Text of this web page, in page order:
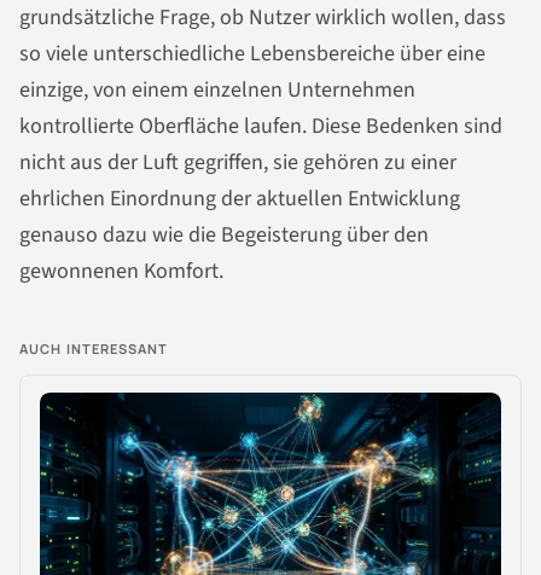
grundsätzliche Frage, ob Nutzer wirklich wollen, dass
so viele unterschiedliche Lebensbereiche über eine
einzige, von einem einzelnen Unternehmen
kontrollierte Oberfläche laufen. Diese Bedenken sind
nicht aus der Luft gegriffen, sie gehören zu einer
ehrlichen Einordnung der aktuellen Entwicklung
genauso dazu wie die Begeisterung über den
gewonnenen Komfort.
AUCH INTERESSANT